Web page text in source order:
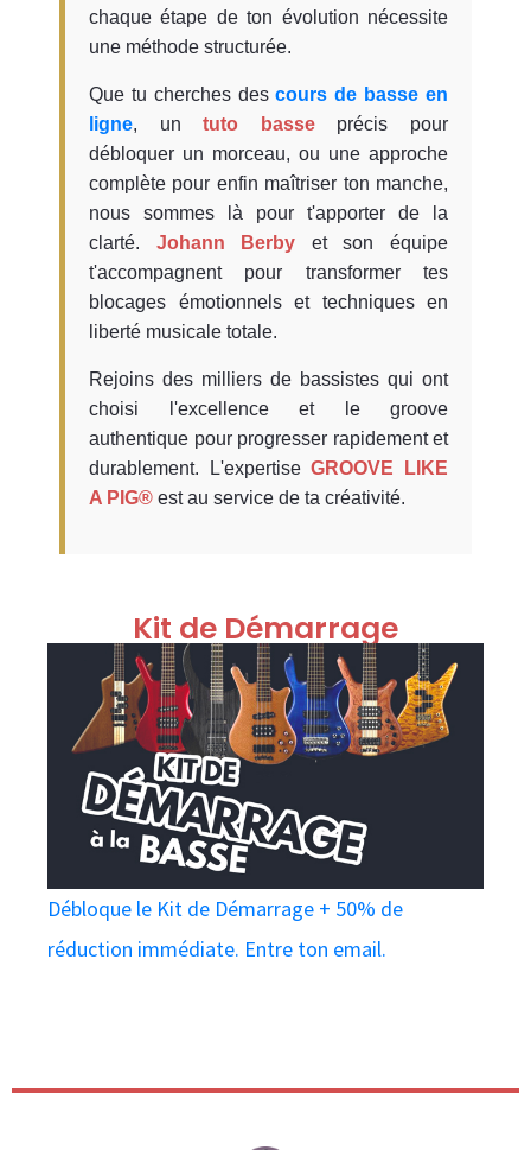
chaque étape de ton évolution nécessite
une méthode structurée.
Que tu cherches descours de basse en
ligne, untuto basseprécis pour
débloquer un morceau, ou une approche
complète pour enfin maîtriser ton manche,
nous sommes là pour t'apporter de la
clarté. Johann Berby et son équipe
t'accompagnent pour transformer tes
blocages émotionnels et techniques en
liberté musicale totale.
Rejoins des milliers de bassistes qui ont
choisi l'excellence et le groove
authentique pour progresser rapidement et
durablement. L'expertiseGROOVE LIKE
A PIG® est au service de ta créativité.
Kit de Démarrage
Débloque le Kit de Démarrage + 50% de
réduction immédiate. Entre ton email.